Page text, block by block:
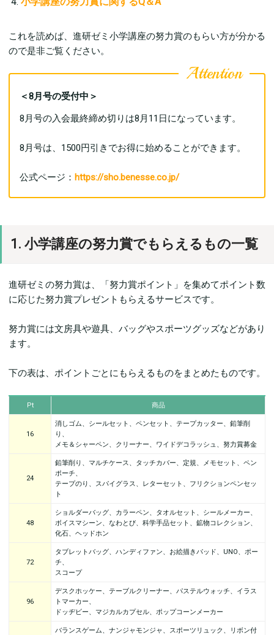
これを読めば、進研ゼミ小学講座の努力賞のもらい方が分かる
ので是非ご覧ください。
＜8月号の受付中＞
8月号の入会最終締め切りは8月11日になっています。
8月号は、1500円引きでお得に始めることができます。
公式ページ： https://sho.benesse.co.jp/
1. 小学講座の努力賞でもらえるもの一覧
進研ゼミの努力賞は、「努力賞ポイント」を集めてポイント数
に応じた努力賞プレゼントもらえるサービスです。
努力賞には文房具や遊具、バッグやスポーツグッズなどがあり
ます。
下の表は、ポイントごとにもらえるものをまとめたものです。
Pt 商品
16
消しゴム、シールセット、ペンセット、テープカッター、鉛筆削
り、
メモ＆シャーペン、クリーナー、ワイドデコラッシュ、努力賞募金
24
鉛筆削り、マルチケース、タッチカバー、定規、メモセット、ペン
ポーチ、
テープのり、スパイグラス、レターセット、フリクションペンセッ
ト
48
ショルダーバッグ、カラーペン、タオルセット、シールメーカー、
ボイスマシーン、なわとび、科学手品セット、鉱物コレクション、
化石、ヘッドホン
72
タブレットバッグ、ハンディファン、お絵描きパッド、UNO、ポー
チ、
スコープ
96
デスクホッケー、テーブルクリーナー、パステルウォッチ、イラス
トマーカー、
ドッヂビー、マジカルカプセル、ポップコーンメーカー
バランスゲーム、ナンジャモンジャ、スポーツリュック、リボン付